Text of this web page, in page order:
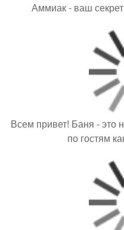
Аммиак - ваш
Всем привет! Баня - это
по гостям